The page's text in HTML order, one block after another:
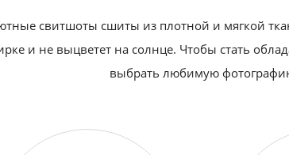
свитшоты сшиты из плотной и мягкой
и не выцветет на солнце. Чтобы стать
выбрать любимую